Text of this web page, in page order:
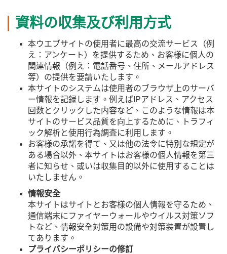
資料の収集及び利用方式
本ウエブサイトの使用者に最高の交流サービス（例
え：アンケート）を提供するため、お客様に個人の
関連情報（例え：電話番号、住所、メールアドレス
等）の提供を要請いたします。
本サイトのシステムは使用者のブラウザ上のサーバ
ー情報を記録します。例えばIPアドレス、アクセス
回数とクリックした内容など、このような情報は本
サイトのサービス品質を向上するために、トラフィ
ック解析と使用行為調査に利用します。
お客様の承諾を得て、又は他の法令に特別な規定が
ある場合以外、本サイトはお客様の個人情報を第三
者に知らせ、或いは収集目的以外に使用することは
いたしません。
情報安全
本サイトはサイトとお客様の個人情報を守るため、
通信端末にファイヤーウォールやウイルス対策ソフ
トなど、情報安全対策用の設備や対策装置が設置し
てあります。
プライバシーポリシーの修訂